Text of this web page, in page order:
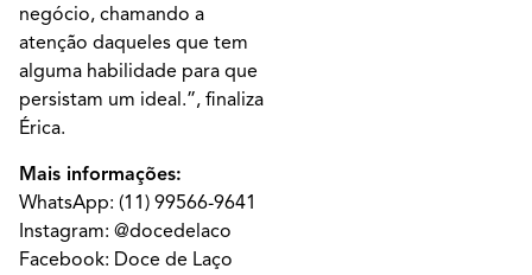
negócio, chamando a
atenção daqueles que tem
alguma habilidade para que
persistam um ideal.”, finaliza
Érica.
Mais informações:
WhatsApp: (11) 99566-9641
Instagram: @docedelaco
Facebook: Doce de Laço